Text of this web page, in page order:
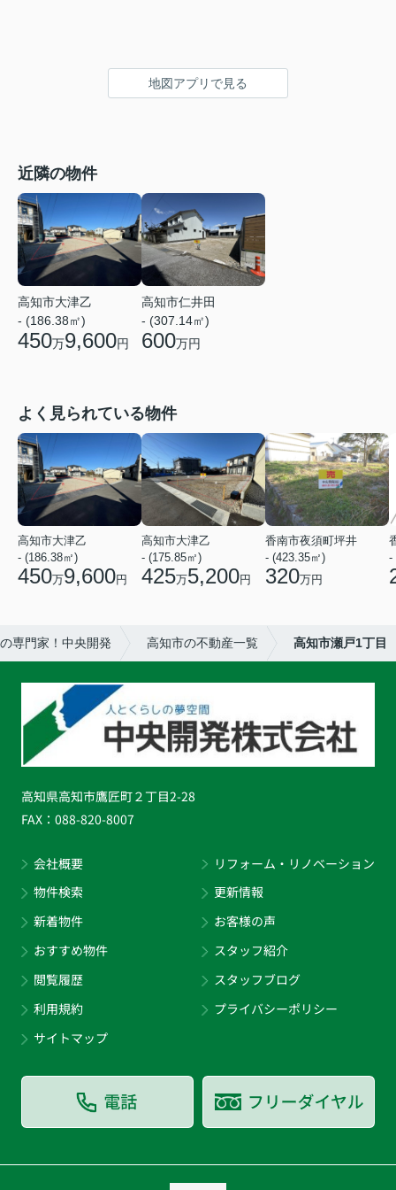
地図アプリで見る
近隣の物件
高知市大津乙
- (186.38㎡)
450万9,600円
高知市仁井田
- (307.14㎡)
600万円
よく見られている物件
高知市大津乙
- (186.38㎡)
450万9,600円
高知市大津乙
- (175.85㎡)
425万5,200円
香南市夜須町坪井
- (423.35㎡)
320万円
-
専門家！中央開発 高知市の不動産一覧 高知市瀬戸1丁目
高知県高知市鷹匠町２丁目2-28
FAX： 088-820-8007
会社概要
物件検索
新着物件
おすすめ物件
閲覧履歴
利用規約
サイトマップ
リフォーム・リノベーション
更新情報
お客様の声
スタッフ紹介
スタッフブログ
プライバシーポリシー